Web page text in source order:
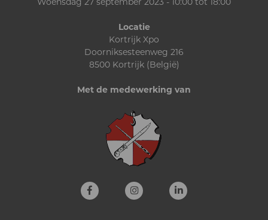
Locatie
Kortrijk Xpo
Doorniksesteenweg 216
8500 Kortrijk (België)
Met de medewerking van